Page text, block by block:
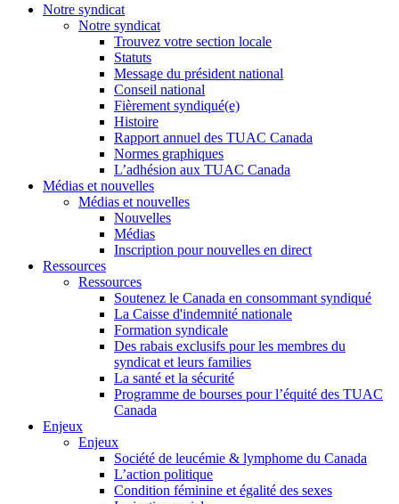
Notre syndicat
Notre syndicat
Trouvez votre section locale
Statuts
Message du président national
Conseil national
Fièrement syndiqué(e)
Histoire
Rapport annuel des TUAC Canada
Normes graphiques
L’adhésion aux TUAC Canada
Médias et nouvelles
Médias et nouvelles
Nouvelles
Médias
Inscription pour nouvelles en direct
Ressources
Ressources
Soutenez le Canada en consommant syndiqué
La Caisse d'indemnité nationale
Formation syndicale
Des rabais exclusifs pour les membres du
syndicat et leurs families
La santé et la sécurité
Programme de bourses pour l’équité des TUAC
Canada
Enjeux
Enjeux
Société de leucémie & lymphome du Canada
L’action politique
Condition féminine et égalité des sexes